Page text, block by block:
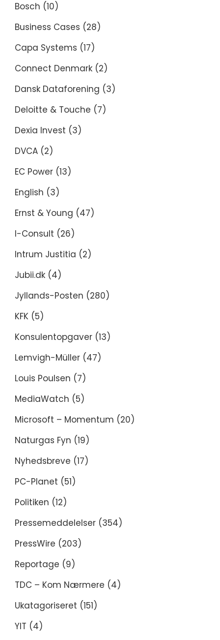
Bosch (10)
Business Cases (28)
Capa Systems (17)
Connect Denmark (2)
Dansk Dataforening (3)
Deloitte & Touche (7)
Dexia Invest (3)
DVCA (2)
EC Power (13)
English (3)
Ernst & Young (47)
I-Consult (26)
Intrum Justitia (2)
Jubii.dk (4)
Jyllands-Posten (280)
KFK (5)
Konsulentopgaver (13)
Lemvigh-Müller (47)
Louis Poulsen (7)
MediaWatch (5)
Microsoft – Momentum (20)
Naturgas Fyn (19)
Nyhedsbreve (17)
PC-Planet (51)
Politiken (12)
Pressemeddelelser (354)
PressWire (203)
Reportage (9)
TDC – Kom Nærmere (4)
Ukatagoriseret (151)
YIT (4)